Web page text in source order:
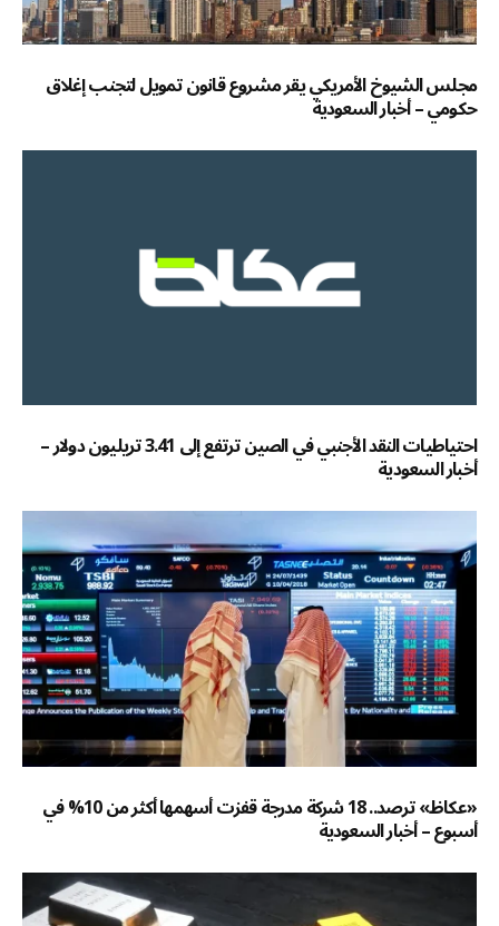
مجلس الشيوخ الأمريكي يقر مشروع قانون تمويل لتجنب إغلاق
حكومي – أخبار السعودية
احتياطيات النقد الأجنبي في الصين ترتفع إلى 3.41 تريليون دولار –
أخبار السعودية
«عكاظ» ترصد.. 18 شركة مدرجة قفزت أسهمها أكثر من 10% في
أسبوع – أخبار السعودية